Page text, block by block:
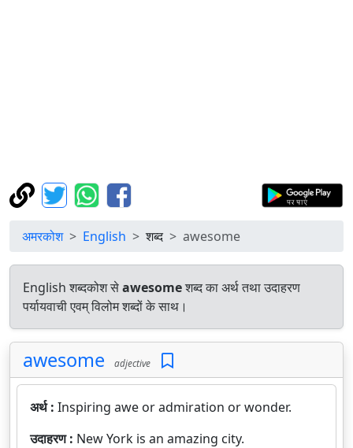
अमरकोश English शब्द awesome
English शब्दकोश सेawesomeशब्द का अर्थ तथा उदाहरण
पर्यायवाची एवम् विलोम शब्दों के साथ।
awesome adjective
अर्थ : Inspiring awe or admiration or wonder.
उदाहरण : New York is an amazing city.